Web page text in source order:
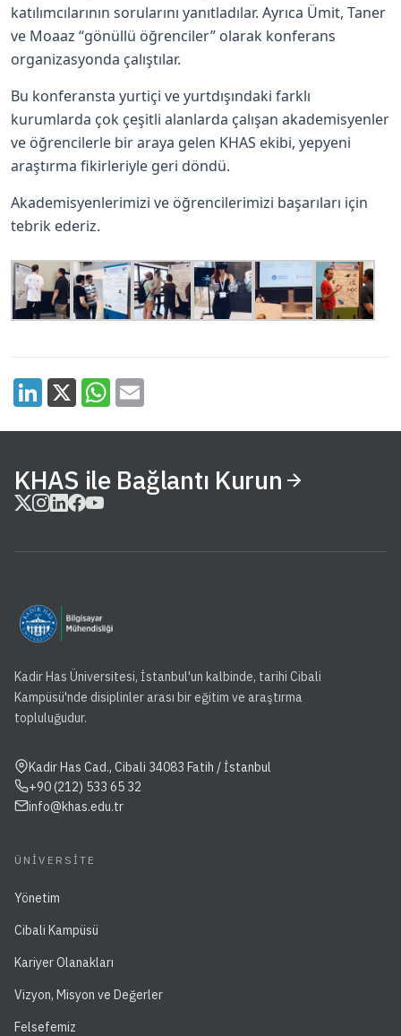
katılımcılarının sorularını yanıtladılar. Ayrıca Ümit, Taner
ve Moaaz “gönüllü öğrenciler” olarak konferans
organizasyonda çalıştılar.
Bu konferansta yurtiçi ve yurtdışındaki farklı
kurumlarda çok çeşitli alanlarda çalışan akademisyenler
ve öğrencilerle bir araya gelen KHAS ekibi, yepyeni
araştırma fikirleriyle geri döndü.
Akademisyenlerimizi ve öğrencilerimizi başarıları için
tebrik ederiz.
KHAS ile Bağlantı Kurun
Kadir Has Üniversitesi, İstanbul'un kalbinde, tarihi Cibali
Kampüsü'nde disiplinler arası bir eğitim ve araştırma
topluluğudur.
Kadir Has Cad., Cibali 34083 Fatih / İstanbul
+90 (212) 533 65 32
info@khas.edu.tr
ÜNIVERSITE
Yönetim
Cibali Kampüsü
Kariyer Olanakları
Vizyon, Misyon ve Değerler
Felsefemiz